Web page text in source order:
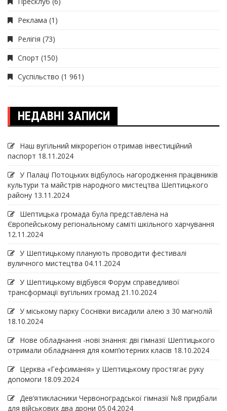
Реклама (1)
Релігія (73)
Спорт (150)
Суспільство (1 961)
НЕДАВНІ ЗАПИСИ
Наш вугільний мікрорегіон отримав інвеcтиційний
паспорт 18.11.2024
У Палаці Потоцьких відбулось нагородження працівників
культури та майстрів народного мистецтва Шептицького
району 13.11.2024
Шептицька громада була представлена на
Європейському регіональному саміті шкільного харчування
12.11.2024
У Шептицькому планують проводити фестивалі
вуличного мистецтва 04.11.2024
У Шептицькому відбувся Форум справедливої
трансформації вугільних громад 21.10.2024
У міському парку Соснівки висадили алею з 30 магнолій
18.10.2024
Нове обладнання -нові знання: дві гімназії Шептицького
отримали обладнання для комп’ютерних класів 18.10.2024
Церква «Гефсиманія» у Шептицькому простягає руку
допомоги 18.09.2024
Дев‘ятикласники Червоноградської гімназії №8 придбали
для військових два дрони 05.04.2024